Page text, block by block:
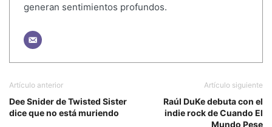
generan sentimientos profundos.
Artículo anterior
Dee Snider de Twisted Sister
dice que no está muriendo
Artículo siguiente
Raúl DuKe debuta con el
indie rock de Cuando El
Mundo Pese